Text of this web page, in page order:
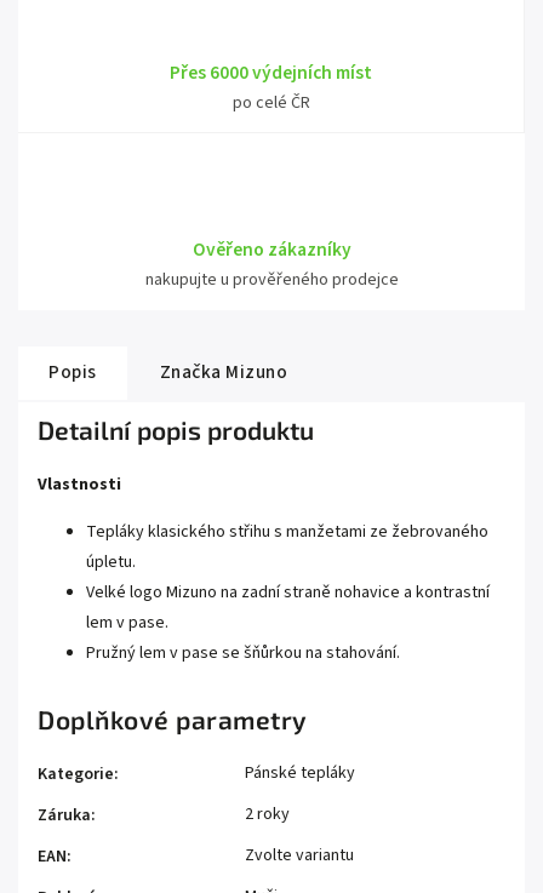
Přes 6000 výdejních míst
po celé ČR
Ověřeno zákazníky
nakupujte u prověřeného prodejce
Popis Značka Mizuno
Detailní popis produktu
Vlastnosti
Tepláky klasického střihu s manžetami ze žebrovaného
úpletu.
Velké logo Mizuno na zadní straně nohavice a kontrastní
lem v pase.
Pružný lem v pase se šňůrkou na stahování.
Doplňkové parametry
Kategorie:
Pánské tepláky
Záruka:
2 roky
EAN:
Zvolte variantu